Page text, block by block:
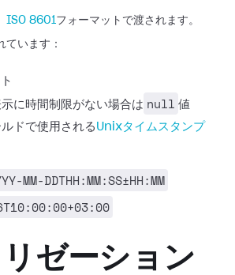
ISO 8601フォーマットで渡されます。
ています：
に時間制限がない場合は null 値
ドで使用される Unixタイムスタンプ
MM-DDTHH:MM:SS±HH:MM
リゼーション